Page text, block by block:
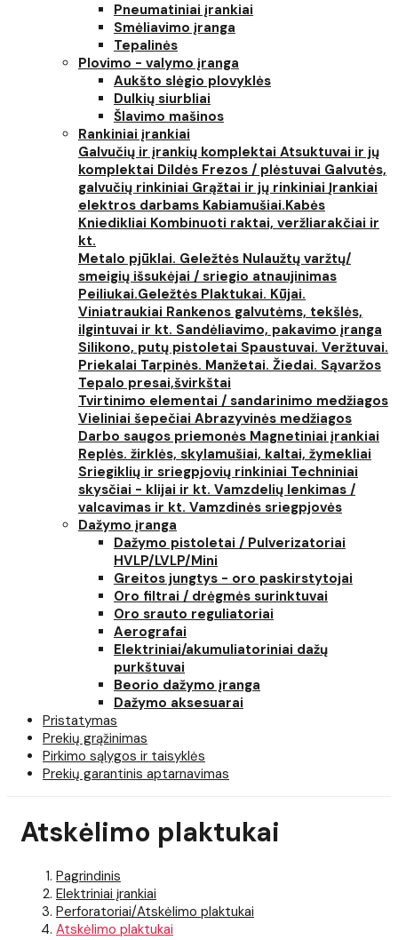
Pneumatiniai įrankiai
Smėliavimo įranga
Tepalinės
Plovimo - valymo įranga
Aukšto slėgio plovyklės
Dulkių siurbliai
Šlavimo mašinos
Rankiniai įrankiai
Galvučių ir įrankių komplektai Atsuktuvai ir jų
komplektai Dildės Frezos / plėstuvai Galvutės,
galvučių rinkiniai Grąžtai ir jų rinkiniai Įrankiai
elektros darbams Kabiamušiai.Kabės
Kniedikliai Kombinuoti raktai, veržliarakčiai ir
kt.
Metalo pjūklai. Geležtės Nulaužtų varžtų/
smeigių išsukėjai / sriegio atnaujinimas
Peiliukai.Geležtės Plaktukai. Kūjai.
Viniatraukiai Rankenos galvutėms, tekšlės,
ilgintuvai ir kt. Sandėliavimo, pakavimo įranga
Silikono, putų pistoletai Spaustuvai. Veržtuvai.
Priekalai Tarpinės. Manžetai. Žiedai. Sąvaržos
Tepalo presai,švirkštai
Tvirtinimo elementai / sandarinimo medžiagos
Vieliniai šepečiai Abrazyvinės medžiagos
Darbo saugos priemonės Magnetiniai įrankiai
Replės. žirklės, skylamušiai, kaltai, žymekliai
Sriegiklių ir sriegpjovių rinkiniai Techniniai
skysčiai - klijai ir kt. Vamzdelių lenkimas /
valcavimas ir kt. Vamzdinės sriegpjovės
Dažymo įranga
Dažymo pistoletai / Pulverizatoriai
HVLP/LVLP/Mini
Greitos jungtys - oro paskirstytojai
Oro filtrai / drėgmės surinktuvai
Oro srauto reguliatoriai
Aerografai
Elektriniai/akumuliatoriniai dažų
purkštuvai
Beorio dažymo įranga
Dažymo aksesuarai
Pristatymas
Prekių grąžinimas
Pirkimo sąlygos ir taisyklės
Prekių garantinis aptarnavimas
Atskėlimo plaktukai
Pagrindinis
Elektriniai įrankiai
Perforatoriai/Atskėlimo plaktukai
Atskėlimo plaktukai